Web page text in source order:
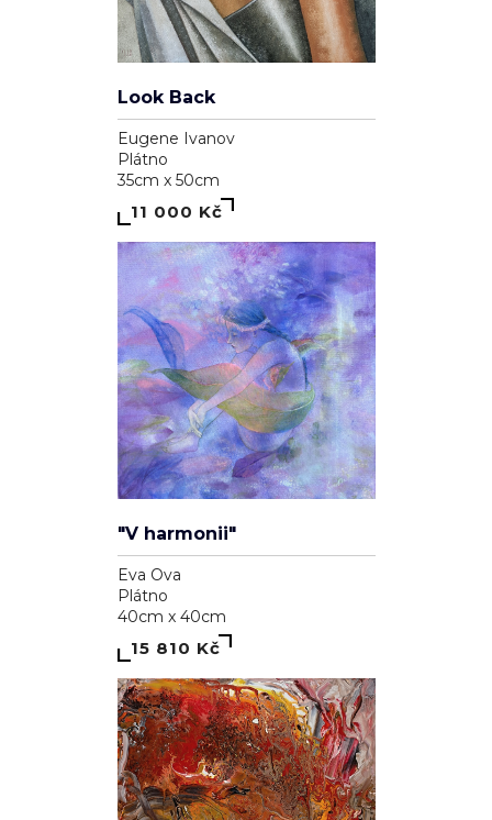
Look Back
Eugene Ivanov
Plátno
35cm x 50cm
11 000 Kč
"V harmonii"
Eva Ova
Plátno
40cm x 40cm
15 810 Kč